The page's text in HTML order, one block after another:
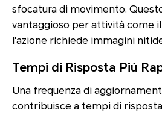
sfocatura di movimento.
vantaggioso per attività come
l'azione richiede immagini
Tempi di Risposta Più
Una frequenza di
contribuisce a tempi di